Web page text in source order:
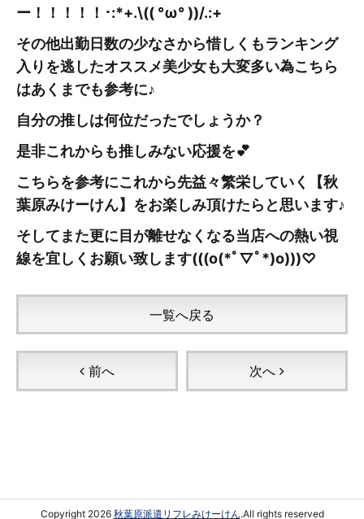
ー！！！！！ ･:*+.\(( °ω° ))/.:+
その他出勤日数の少なさから惜しくもランキング
入りを逃したオススメ美少女も大変多い為こちら
はあくまでも参考に♪
自分の推しは何位だったでしょうか？
是非これからも推しみない応援を💕
こちらを参考にこれから先益々繁栄していく【秋
葉原みけーけん】をお楽しみ頂けたらと思います♪
そしてまた更に目が離せなくなる当店への熱い視
線を宜しくお願い致します(((o(*ﾟ▽ﾟ*)o)))♡
前へ
一覧へ戻る
次へ
Copyright 2026 秋葉原派遣リフレみけーけん.All rights reserved